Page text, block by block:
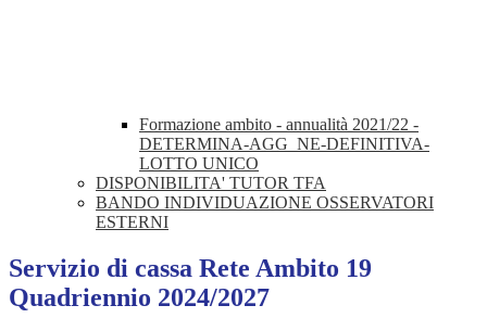
Formazione ambito - annualità 2021/22 -
DETERMINA-AGG_NE-DEFINITIVA-
LOTTO UNICO
DISPONIBILITA' TUTOR TFA
BANDO INDIVIDUAZIONE OSSERVATORI
ESTERNI
Servizio di cassa Rete Ambito 19
Quadriennio 2024/2027